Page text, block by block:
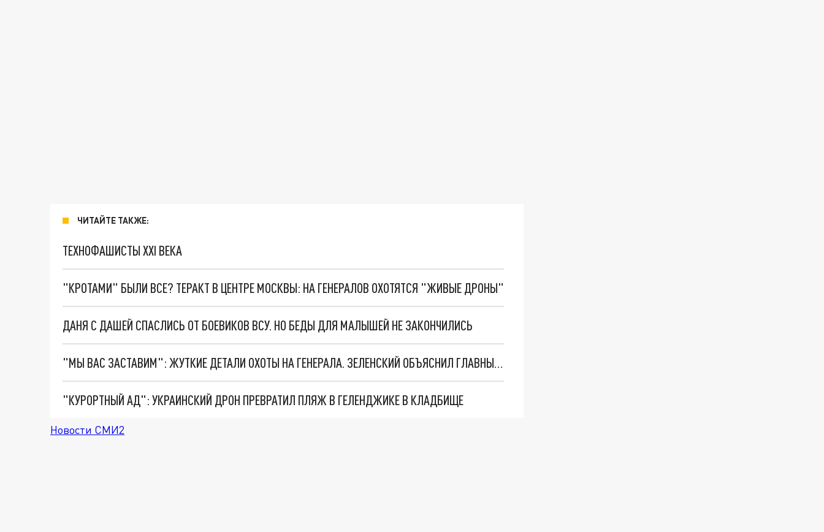
ЧИТАЙТЕ ТАКЖЕ:
ТЕХНОФАШИСТЫ XXI ВЕКА
"КРОТАМИ" БЫЛИ ВСЕ? ТЕРАКТ В ЦЕНТРЕ МОСКВЫ: НА ГЕНЕРАЛОВ ОХОТЯТСЯ "ЖИВЫЕ ДРОНЫ"
ДАНЯ С ДАШЕЙ СПАСЛИСЬ ОТ БОЕВИКОВ ВСУ. НО БЕДЫ ДЛЯ МАЛЫШЕЙ НЕ ЗАКОНЧИЛИСЬ
"МЫ ВАС ЗАСТАВИМ": ЖУТКИЕ ДЕТАЛИ ОХОТЫ НА ГЕНЕРАЛА. ЗЕЛЕНСКИЙ ОБЪЯСНИЛ ГЛАВНЫЙ СМЫСЛ ТЕРАКТА В ЦЕНТРЕ МОСКВЫ
"КУРОРТНЫЙ АД": УКРАИНСКИЙ ДРОН ПРЕВРАТИЛ ПЛЯЖ В ГЕЛЕНДЖИКЕ В КЛАДБИЩЕ
Новости СМИ2